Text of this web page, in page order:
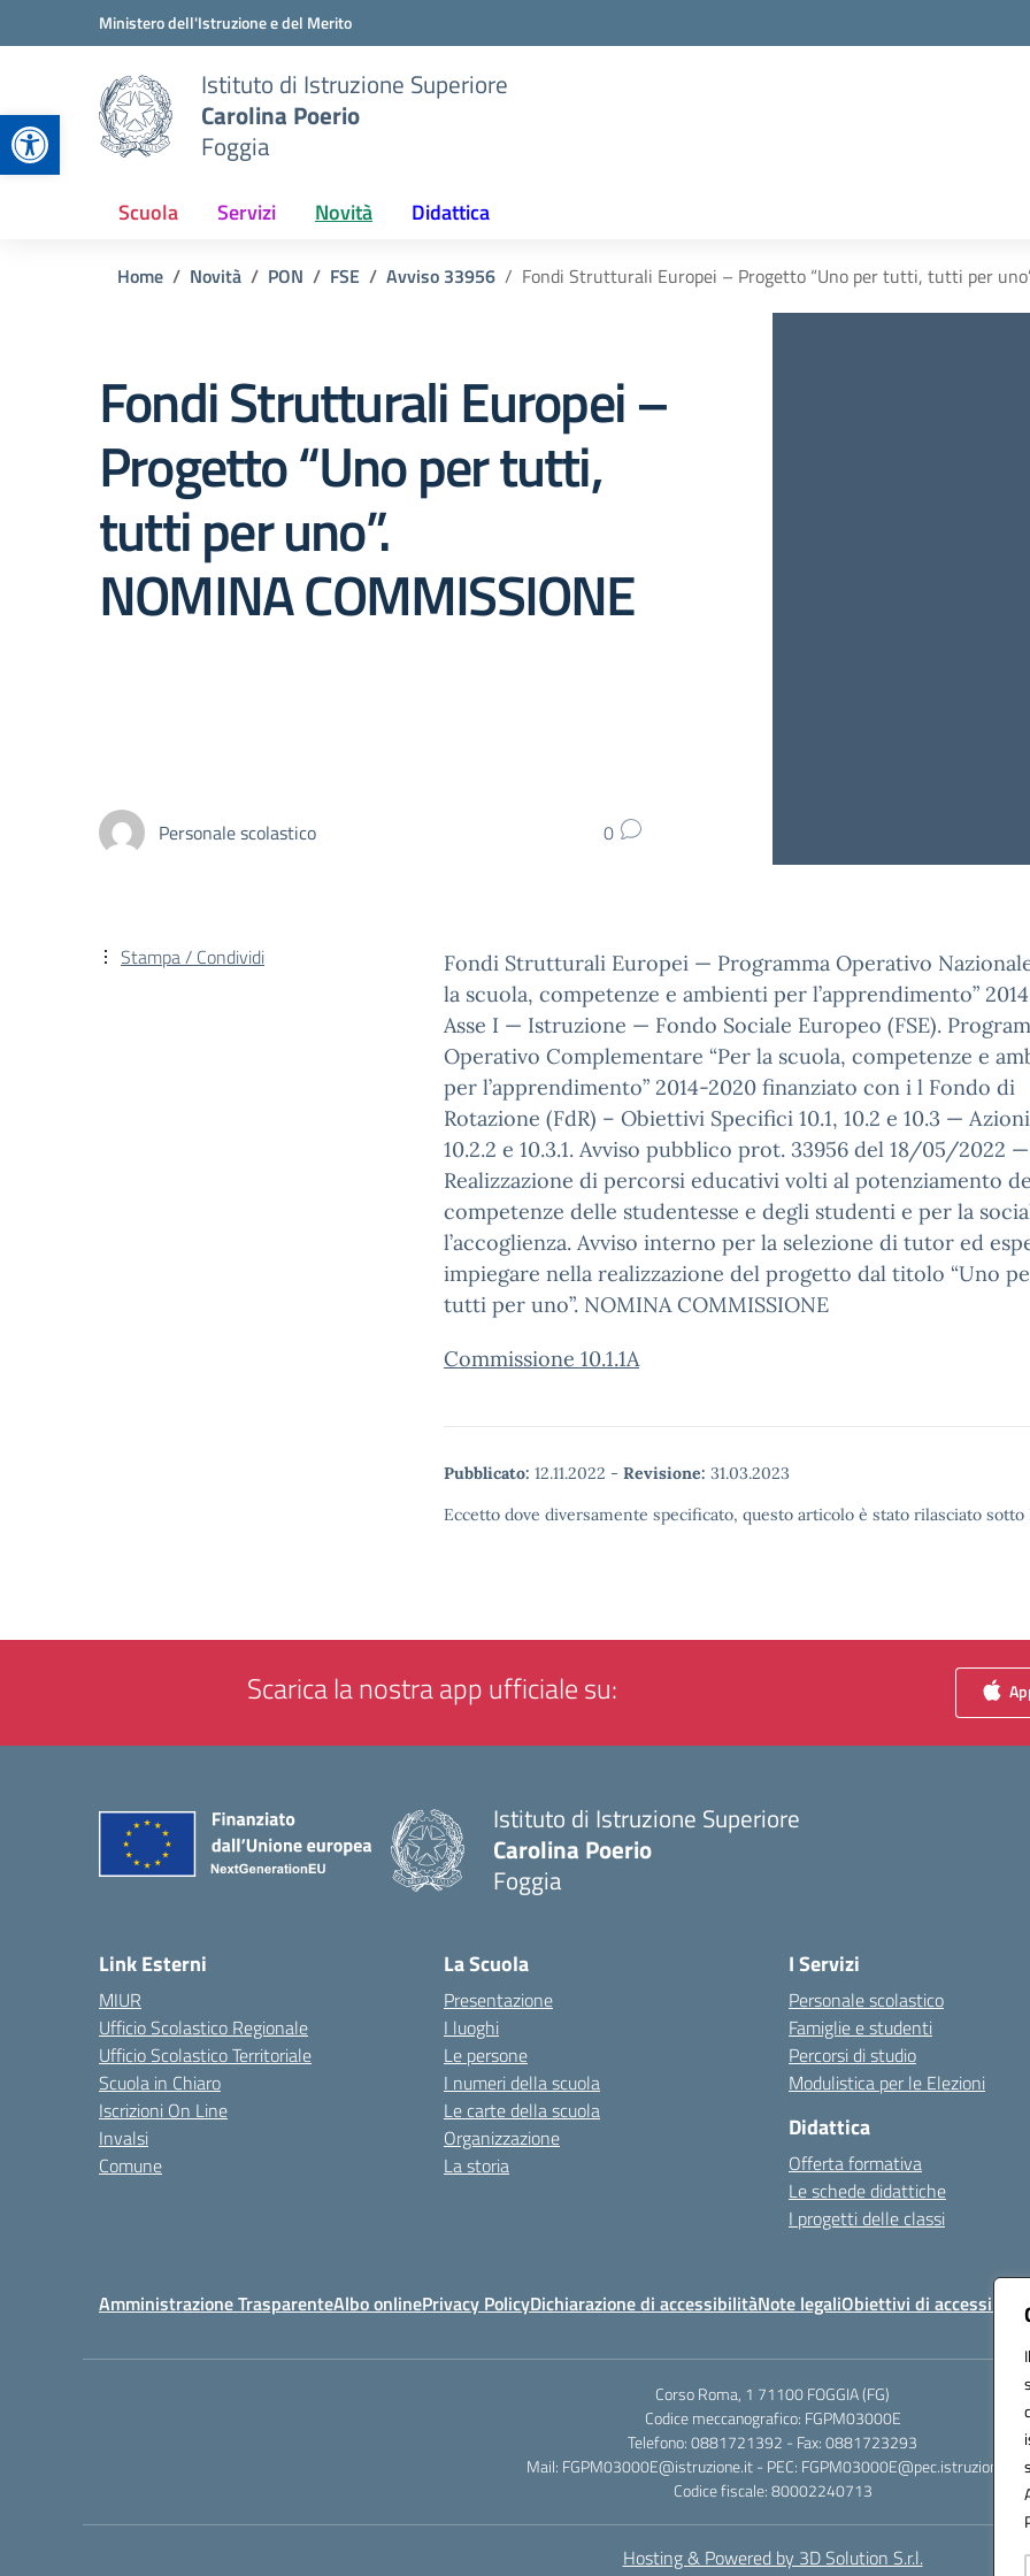
Apri la barra degli strumenti
Vai ai contenuti
Vai al menu di navigazioneMinistero dell'Istruzione e del Merito
Istituto di Istruzione Superiore
Carolina Poerio
Foggia
Scuola Servizi Novità Didattica
Home Novità PON FSE Avviso 33956 Fondi Strutturali Europei – Progetto “Uno per tutti, tutti per
Fondi Strutturali Europei –
Progetto “Uno per tutti,
tutti per uno”.
NOMINA COMMISSIONE
Personale scolastico 0
Fondi Strutturali Europei — Programma Operativo
la scuola, competenze e ambienti per l’apprendimento”
Asse I — Istruzione — Fondo Sociale Europeo (FSE).
Operativo Complementare “Per la scuola, competenze e
per l’apprendimento” 2014-2020 finanziato con i l Fondo di
Rotazione (FdR) – Obiettivi Specifici 10.1, 10.2 e 10.3 — Azioni
10.2.2 e 10.3.1. Avviso pubblico prot. 33956 del 18/05/2022 —
Realizzazione di percorsi educativi volti al potenziamento
competenze delle studentesse e degli studenti e per la
l’accoglienza. Avviso interno per la selezione di tutor ed
impiegare nella realizzazione del progetto dal titolo “Uno
tutti per uno”. NOMINA COMMISSIONE
Commissione 10.1.1A
Pubblicato: 12.11.2022 - Revisione: 31.03.2023
Eccetto dove diversamente specificato, questo articolo è stato rilasciato
Stampa / Condividi
Scarica la nostra app ufficiale su:
Istituto di Istruzione Superiore
Carolina Poerio
Foggia
Link Esterni
MIUR
Ufficio Scolastico Regionale
Ufficio Scolastico Territoriale
Scuola in Chiaro
Iscrizioni On Line
Invalsi
Comune
La Scuola
Presentazione
I luoghi
Le persone
I numeri della scuola
Le carte della scuola
Organizzazione
La storia
I Servizi
Personale scolastico
Famiglie e studenti
Percorsi di studio
Modulistica per le Elezioni
Didattica
Offerta formativa
Le schede didattiche
I progetti delle classi
Amministrazione TrasparenteAlbo onlinePrivacy PolicyDichiarazione di accessibilitàNote legaliObiettivi di
Corso Roma, 1 71100 FOGGIA (FG)
Codice meccanografico: FGPM03000E
Telefono: 0881721392 - Fax: 0881723293
Mail: FGPM03000E@istruzione.it - PEC: FGPM03000E@pec.istruzione.it
Codice fiscale: 80002240713
Hosting & Powered by 3D Solution S.r.l.